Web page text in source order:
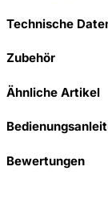
Technische
Zubehör
Ähnliche Artikel
Bewertungen